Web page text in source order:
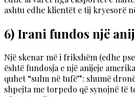
ashtu edhe klientët e tij kryesorë
6) Irani fundos një
Një skenar më i frikshëm (edhe
është fundosja e një anijeje
quhet “sulm në tufë”: shumë
shpejta me torpedo që synojnë të